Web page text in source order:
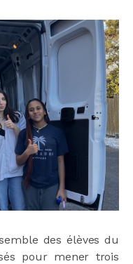
des élèves du
pour mener trois